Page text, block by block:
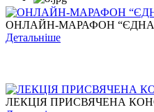
ОНЛАЙН-МАРАФОН
Детальніше
ЛЕКЦІЯ ПРИСВЯЧЕНА